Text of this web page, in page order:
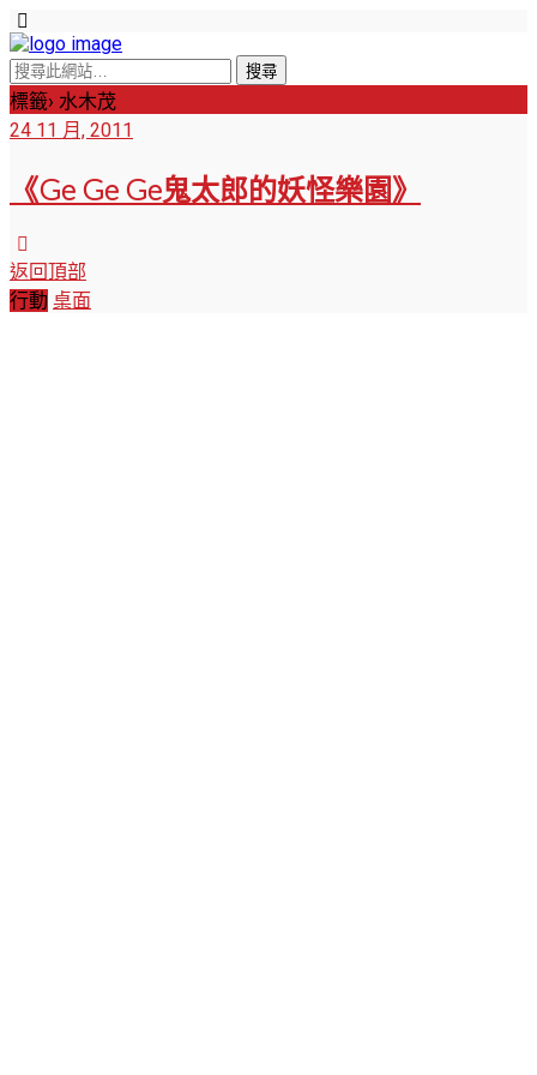
標籤› 水木茂
24 11 月, 2011
《Ge Ge Ge鬼太郎的妖怪樂園》
返回頂部
行動 桌面